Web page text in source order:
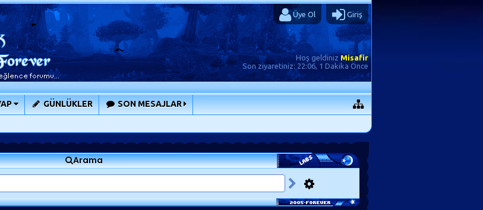
Üye Ol Giriş
Hoş geldiniz Misafir
Son ziyaretiniz:22:06, 1 Dakika Önce
GÜNLÜKLER SON MESAJLAR
Arama